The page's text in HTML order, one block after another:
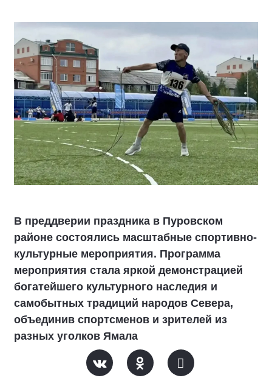
В преддверии праздника в Пуровском
районе состоялись масштабные спортивно-
культурные мероприятия. Программа
мероприятия стала яркой демонстрацией
богатейшего культурного наследия и
самобытных традиций народов Севера,
объединив спортсменов и зрителей из
разных уголков Ямала